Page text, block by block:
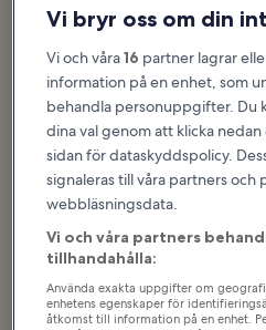
Amsterdam
De flesta misstagen många gör när
inte att förstöra hela resan. Men
om du vet vad du ska undvika kan
du få en...
De 10 populäraste
gatorna i
Amsterdam
De tio populäraste gatorna i
Amsterdam visar hur
Nederländernas huvudstad är full
av historia, kultur och unika platser
att besöka...
Vi bryr oss om din
Vi och våra16 partner lagrar
information på en enhet, som
behandla personuppgifter. Du
dina val genom att klicka
sidan för dataskyddspolicy.
signaleras till våra partners och
webbläsningsdata.
Vi och våra partners
tillhandahålla:
Använda exakta uppgifter om
enhetens egenskaper för
åtkomst till information på en enhet.